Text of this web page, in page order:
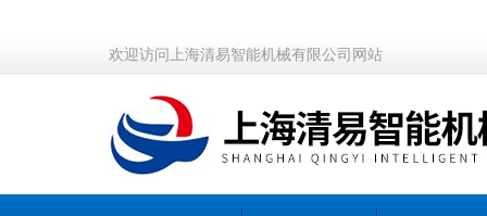
欢迎访问上海清易智能机械有限公司网站